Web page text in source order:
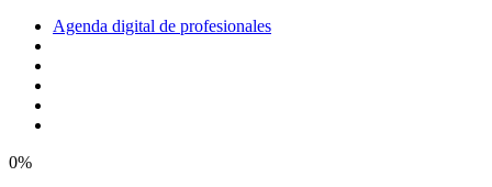
Agenda digital de profesionales
0%